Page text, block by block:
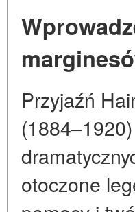
Przyjaźń
otoczone